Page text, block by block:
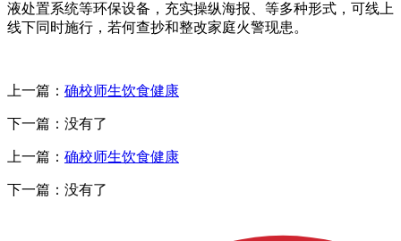
液处置系统等环保设备，充实操纵海报、等多种形式，可线上
线下同时施行，若何查抄和整改家庭火警现患。
上一篇： 确校师生饮食健康
下一篇：没有了
上一篇： 确校师生饮食健康
下一篇：没有了